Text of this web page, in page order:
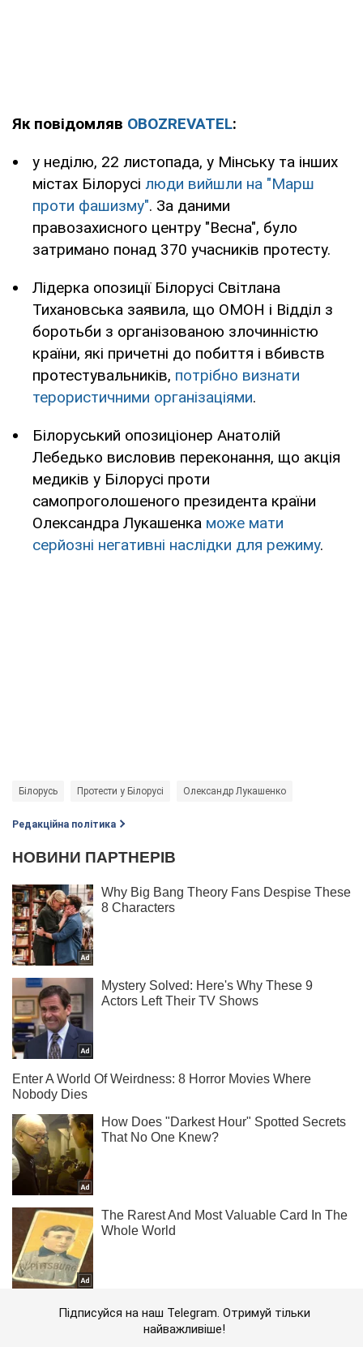
Як повідомляв OBOZREVATEL:
у неділю, 22 листопада, у Мінську та інших
містах Білорусі люди вийшли на "Марш
проти фашизму". За даними
правозахисного центру "Весна", було
затримано понад 370 учасників протесту.
Лідерка опозиції Білорусі Світлана
Тихановська заявила, що ОМОН і Відділ з
боротьби з організованою злочинністю
країни, які причетні до побиття і вбивств
протестувальників, потрібно визнати
терористичними організаціями.
Білоруський опозиціонер Анатолій
Лебедько висловив переконання, що акція
медиків у Білорусі проти
самопроголошеного президента країни
Олександра Лукашенка може мати
серйозні негативні наслідки для режиму.
Білорусь Протести у Білорусі Олександр Лукашенко
Редакційна політика
Підписуйся на наш Telegram. Отримуй тільки
найважливіше!